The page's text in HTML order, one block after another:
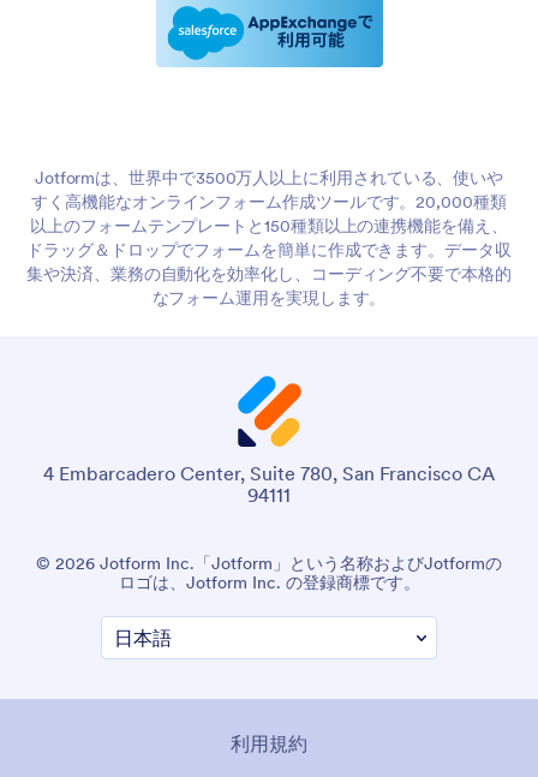
Jotformは、世界中で3500万人以上に利用されている、使いや
すく高機能なオンラインフォーム作成ツールです。20,000種類
以上のフォームテンプレートと150種類以上の連携機能を備え、
ドラッグ＆ドロップでフォームを簡単に作成できます。データ収
集や決済、業務の自動化を効率化し、コーディング不要で本格的
なフォーム運用を実現します。
4 Embarcadero Center, Suite 780, San Francisco CA
94111
© 2026 Jotform Inc.「Jotform」という名称およびJotformの
ロゴは、Jotform Inc. の登録商標です。
利用規約